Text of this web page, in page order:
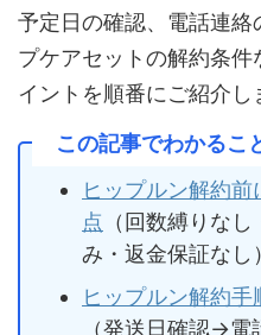
予定日の確認、電話連絡
プケアセットの解約条
イントを順番にご紹介し
この記事でわかるこ
ヒップルン解約
点 （回数縛りな
み・返金保証なし）
ヒップルン解約
（発送日確認→